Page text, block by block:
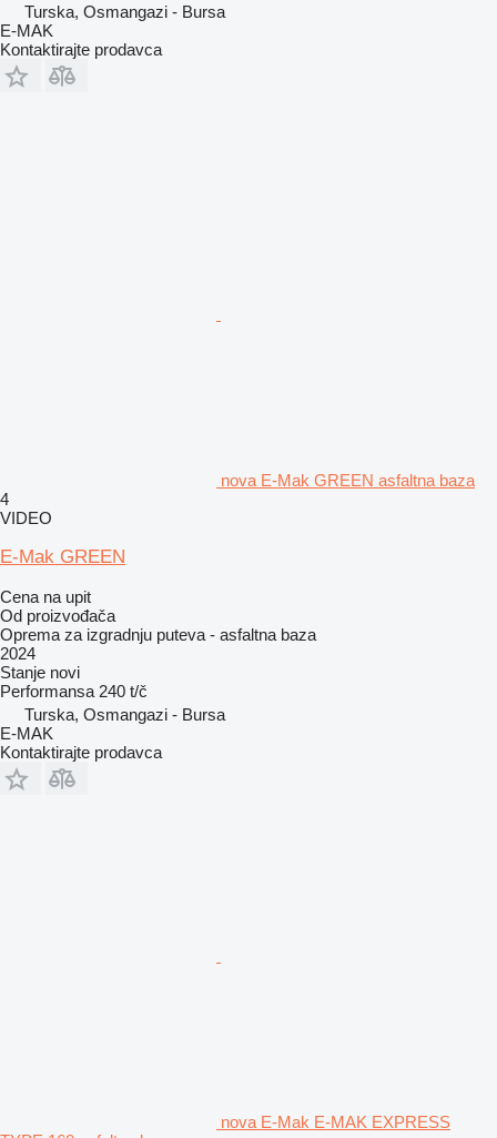
Turska, Osmangazi - Bursa
E-MAK
Kontaktirajte prodavca
nova E-Mak GREEN asfaltna baza
4
VIDEO
E-Mak GREEN
Cena na upit
Od proizvođača
Oprema za izgradnju puteva - asfaltna baza
2024
Stanje novi
Performansa 240 t/č
Turska, Osmangazi - Bursa
E-MAK
Kontaktirajte prodavca
nova E-Mak E-MAK EXPRESS